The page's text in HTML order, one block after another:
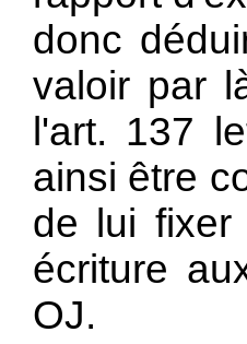
donc
valoir par
l'art. 137
ainsi être
de lui fixer
écriture
OJ.